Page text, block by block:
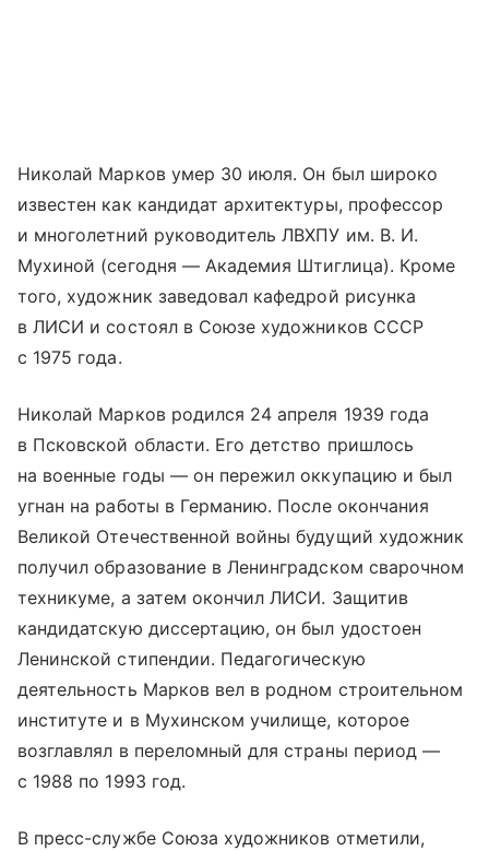
Николай Марков умер 30 июля. Он был широко
известен как кандидат архитектуры, профессор
и многолетний руководитель ЛВХПУ им. В. И.
Мухиной (сегодня — Академия Штиглица). Кроме
того, художник заведовал кафедрой рисунка
в ЛИСИ и состоял в Союзе художников СССР
с 1975 года.
Николай Марков родился 24 апреля 1939 года
в Псковской области. Его детство пришлось
на военные годы — он пережил оккупацию и был
угнан на работы в Германию. После окончания
Великой Отечественной войны будущий художник
получил образование в Ленинградском сварочном
техникуме, а затем окончил ЛИСИ. Защитив
кандидатскую диссертацию, он был удостоен
Ленинской стипендии. Педагогическую
деятельность Марков вел в родном строительном
институте и в Мухинском училище, которое
возглавлял в переломный для страны период —
с 1988 по 1993 год.
В пресс-службе Союза художников отметили,